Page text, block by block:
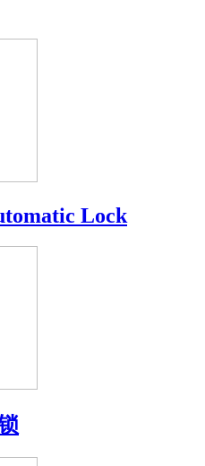
Lock